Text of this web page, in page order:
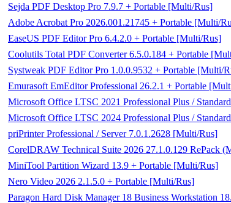
Sejda PDF Desktop Pro 7.9.7 + Portable [Multi/Rus]
Adobe Acrobat Pro 2026.001.21745 + Portable [Multi/
EaseUS PDF Editor Pro 6.4.2.0 + Portable [Multi/Rus]
Coolutils Total PDF Converter 6.5.0.184 + Portable
Systweak PDF Editor Pro 1.0.0.9532 + Portable [Multi/
Emurasoft EmEditor Professional 26.2.1 + Portable
Microsoft Office LTSC 2021 Professional Plus /
Microsoft Office LTSC 2024 Professional Plus /
priPrinter Professional / Server 7.0.1.2628 [Multi/Rus]
CorelDRAW Technical Suite 2026 27.1.0.129 RePack
MiniTool Partition Wizard 13.9 + Portable [Multi/Rus]
Nero Video 2026 2.1.5.0 + Portable [Multi/Rus]
Paragon Hard Disk Manager 18 Business Workstation